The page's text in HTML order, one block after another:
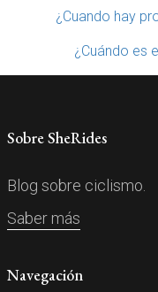
¿Cuando hay
¿Cuándo es
Sobre SheRides
Blog sobre ciclismo.
Saber más
Navegación